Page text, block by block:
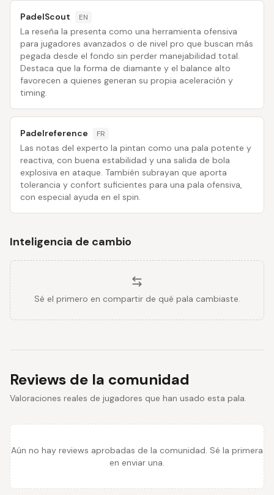
PadelScout EN
La reseña la presenta como una herramienta ofensiva
para jugadores avanzados o de nivel pro que buscan más
pegada desde el fondo sin perder manejabilidad total.
Destaca que la forma de diamante y el balance alto
favorecen a quienes generan su propia aceleración y
timing.
Padelreference FR
Las notas del experto la pintan como una pala potente y
reactiva, con buena estabilidad y una salida de bola
explosiva en ataque. También subrayan que aporta
tolerancia y confort suficientes para una pala ofensiva,
con especial ayuda en el spin.
Inteligencia de cambio
Sé el primero en compartir de qué pala cambiaste.
Reviews de la comunidad
Valoraciones reales de jugadores que han usado esta pala.
Aún no hay reviews aprobadas de la comunidad. Sé la primera
en enviar una.